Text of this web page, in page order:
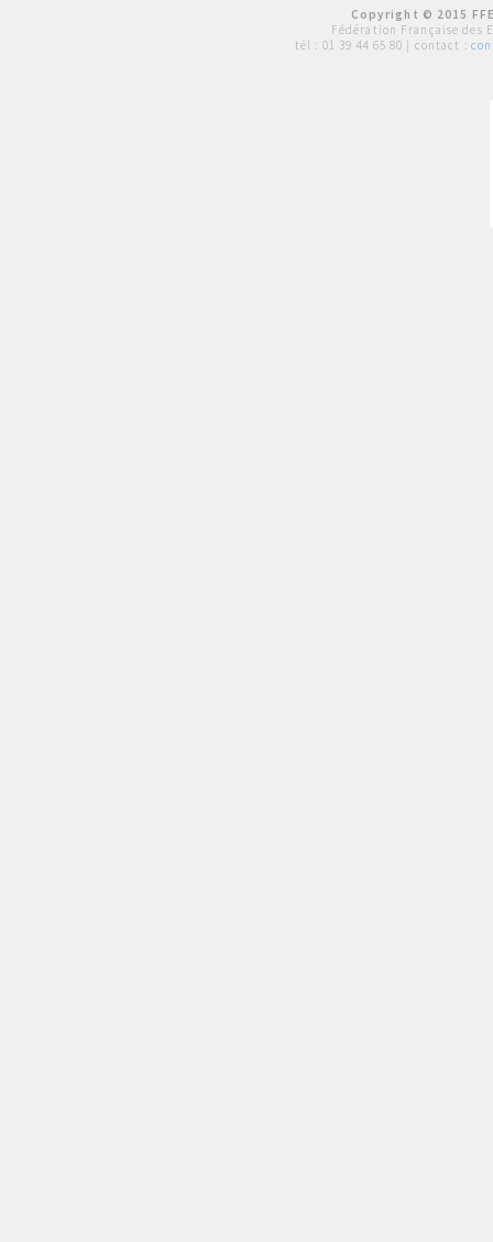
Copyright © 2015
Fédération Française des
tél : 01 39 44 65 80 | contact :